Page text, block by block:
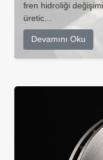
fren hidroliği
üretic...
Devamını Oku